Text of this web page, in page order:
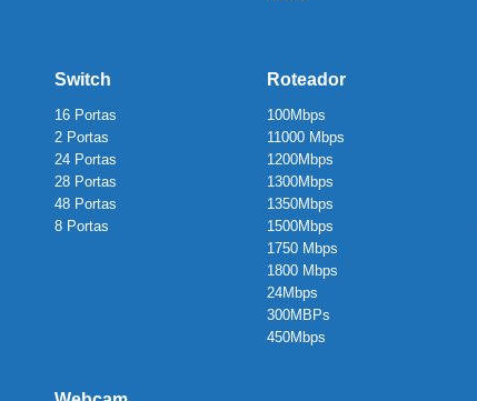
Switch
16 Portas
2 Portas
24 Portas
28 Portas
48 Portas
8 Portas
Roteador
100Mbps
11000 Mbps
1200Mbps
1300Mbps
1350Mbps
1500Mbps
1750 Mbps
1800 Mbps
24Mbps
300MBPs
450Mbps